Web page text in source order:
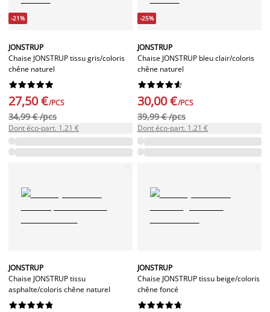
-21%
JONSTRUP
Chaise JONSTRUP tissu gris/coloris
chêne naturel






27,50 €/PCS
34,99 € /pcs
Dont éco-part. 1.21 €
-25%
JONSTRUP
Chaise JONSTRUP bleu clair/coloris
chêne naturel






30,00 €/PCS
39,99 € /pcs
Dont éco-part. 1.21 €
JONSTRUP
Chaise JONSTRUP tissu
asphalte/coloris chêne naturel






JONSTRUP
Chaise JONSTRUP tissu beige/coloris
chêne foncé





